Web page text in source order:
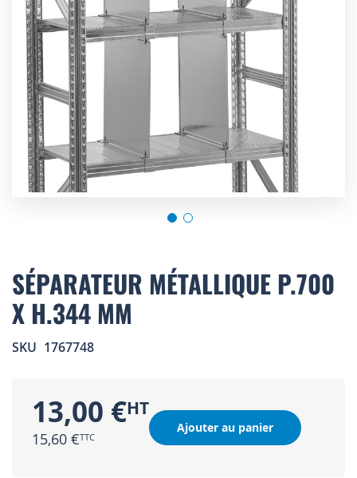
to
the
beginning
of
images
SÉPARATEUR MÉTALLIQUE P.700
X H.344 MM
SKU 1767748
13,00 €
15,60 €
Ajouter au panier